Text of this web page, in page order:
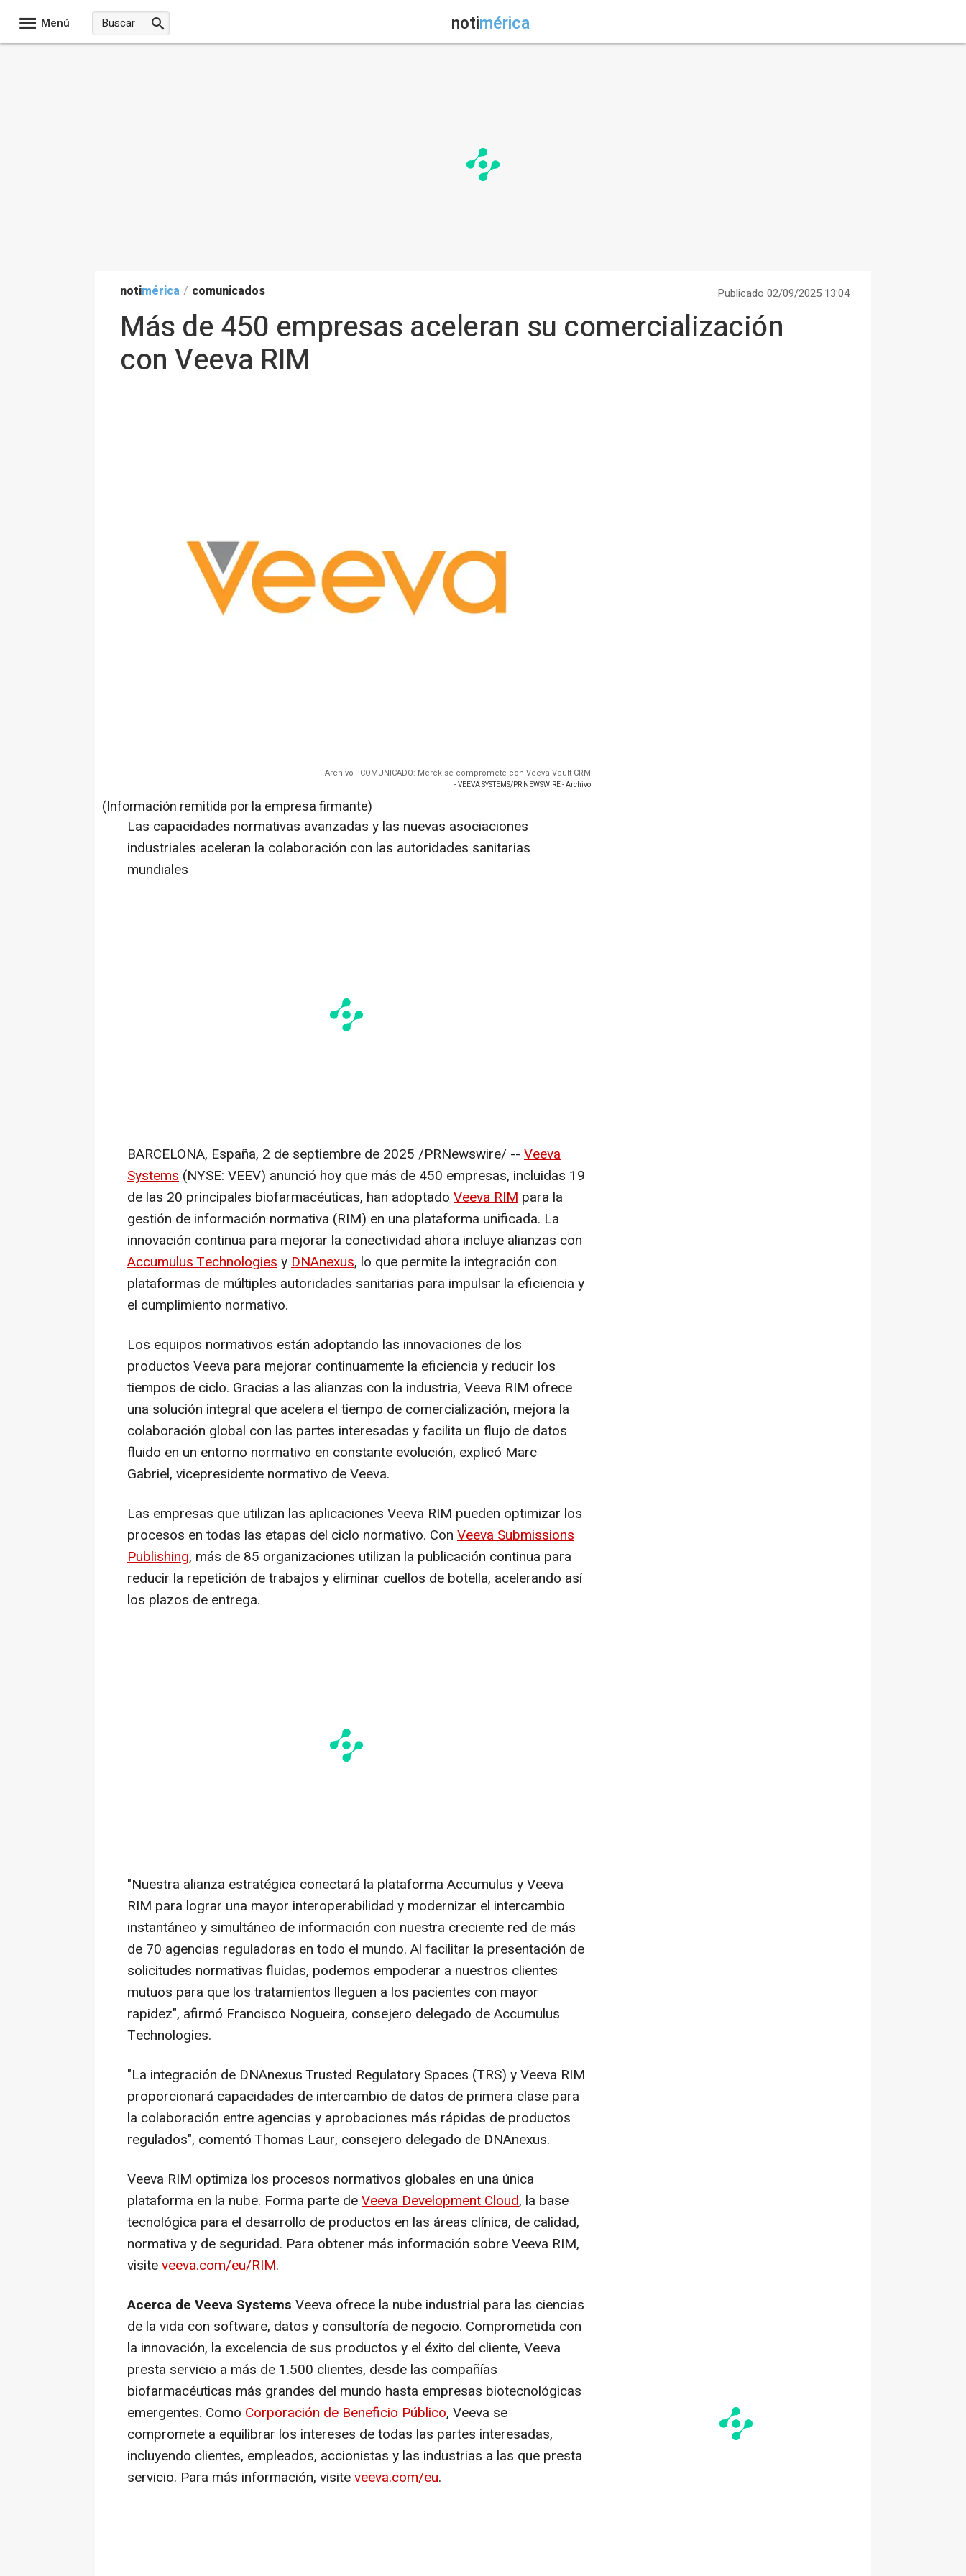
Menú notimérica
notimérica / comunicados Publicado 02/09/2025 13:04
Más de 450 empresas aceleran su comercialización
con Veeva RIM
Archivo - COMUNICADO: Merck se compromete con Veeva Vault CRM
- VEEVA SYSTEMS/PR NEWSWIRE - Archivo
(Información remitida por la empresa firmante)
Las capacidades normativas avanzadas y las nuevas asociaciones
industriales aceleran la colaboración con las autoridades sanitarias
mundiales
BARCELONA, España, 2 de septiembre de 2025 /PRNewswire/ -- Veeva
Systems (NYSE: VEEV) anunció hoy que más de 450 empresas, incluidas 19
de las 20 principales biofarmacéuticas, han adoptado Veeva RIM para la
gestión de información normativa (RIM) en una plataforma unificada. La
innovación continua para mejorar la conectividad ahora incluye alianzas con
Accumulus TechnologiesyDNAnexus, lo que permite la integración con
plataformas de múltiples autoridades sanitarias para impulsar la eficiencia y
el cumplimiento normativo.
Los equipos normativos están adoptando las innovaciones de los
productos Veeva para mejorar continuamente la eficiencia y reducir los
tiempos de ciclo. Gracias a las alianzas con la industria, Veeva RIM ofrece
una solución integral que acelera el tiempo de comercialización, mejora la
colaboración global con las partes interesadas y facilita un flujo de datos
fluido en un entorno normativo en constante evolución, explicó Marc
Gabriel, vicepresidente normativo de Veeva.
Las empresas que utilizan las aplicaciones Veeva RIM pueden optimizar los
procesos en todas las etapas del ciclo normativo. Con Veeva Submissions
Publishing, más de 85 organizaciones utilizan la publicación continua para
reducir la repetición de trabajos y eliminar cuellos de botella, acelerando así
los plazos de entrega.
"Nuestra alianza estratégica conectará la plataforma Accumulus y Veeva
RIM para lograr una mayor interoperabilidad y modernizar el intercambio
instantáneo y simultáneo de información con nuestra creciente red de más
de 70 agencias reguladoras en todo el mundo. Al facilitar la presentación de
solicitudes normativas fluidas, podemos empoderar a nuestros clientes
mutuos para que los tratamientos lleguen a los pacientes con mayor
rapidez", afirmó Francisco Nogueira, consejero delegado de Accumulus
Technologies.
"La integración de DNAnexus Trusted Regulatory Spaces (TRS) y Veeva RIM
proporcionará capacidades de intercambio de datos de primera clase para
la colaboración entre agencias y aprobaciones más rápidas de productos
regulados", comentóThomas Laur, consejero delegado de DNAnexus.
Veeva RIM optimiza los procesos normativos globales en una única
plataforma en la nube. Forma parte deVeeva Development Cloud, la base
tecnológica para el desarrollo de productos en las áreas clínica, de calidad,
normativa y de seguridad. Para obtener más información sobre Veeva RIM,
visiteveeva.com/eu/RIM.
Acerca de Veeva Systems Veeva ofrece la nube industrial para las ciencias
de la vida con software, datos y consultoría de negocio. Comprometida con
la innovación, la excelencia de sus productos y el éxito del cliente, Veeva
presta servicio a más de 1.500 clientes, desde las compañías
biofarmacéuticas más grandes del mundo hasta empresas biotecnológicas
emergentes. Como Corporación de Beneficio Público, Veeva se
compromete a equilibrar los intereses de todas las partes interesadas,
incluyendo clientes, empleados, accionistas y las industrias a las que presta
servicio. Para más información, visiteveeva.com/eu.